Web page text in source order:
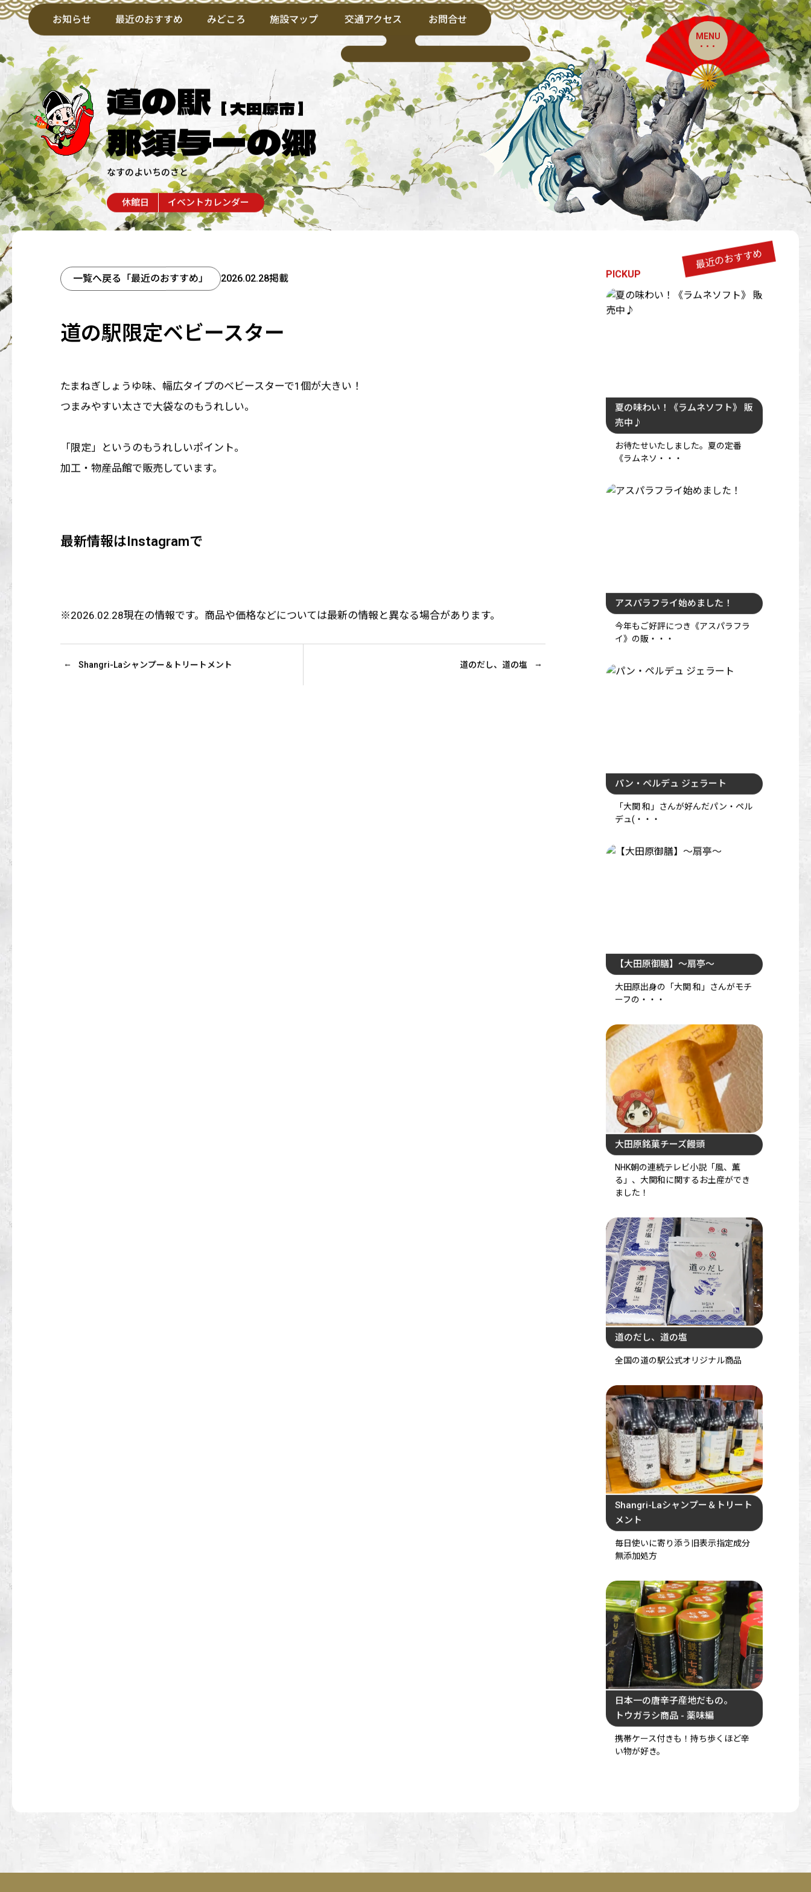
MENU
お知らせ 最近のおすすめ みどころ 施設マップ 交通アクセス お問合せ
道の駅 [ 大田原市 ]
那須与一の郷
なすのよいちのさと
休館日 イベントカレンダー
一覧へ戻る 「最近のおすすめ」 2026.02.28掲載
道の駅限定ベビースター
たまねぎしょうゆ味、幅広タイプのベビースターで1個が大きい！
つまみやすい太さで大袋なのもうれしい。
「限定」というのもうれしいポイント。
加工・物産品館で販売しています。
最新情報はInstagramで
※2026.02.28現在の情報です。商品や価格などについては最新の情報と異なる場合があります。
Shangri-Laシャンプー＆トリートメント
最近のおすすめ
夏の味わい！《ラムネソフト》 販
売中♪
お待たせいたしました。夏の定番
アスパラフライ始めました！
今年もご好評につき《アスパラフラ
パン・ペルデュ ジェラート
「大関 和」さんが好んだパン・ペル
デュ(・・・
【大田原御膳】～扇亭～
大田原出身の「大関 和」さんがモチ
大田原銘菓チーズ饅頭
NHK朝の連続テレビ小説「風、薫
る」、大関和に関するお土産ができ
道のだし、道の塩
Shangri-Laシャンプー＆トリート
メント
毎日使いに寄り添う旧表示指定成分
日本一の唐辛子産地だもの。
トウガラシ商品 - 薬味編
携帯ケース付きも！持ち歩くほど辛